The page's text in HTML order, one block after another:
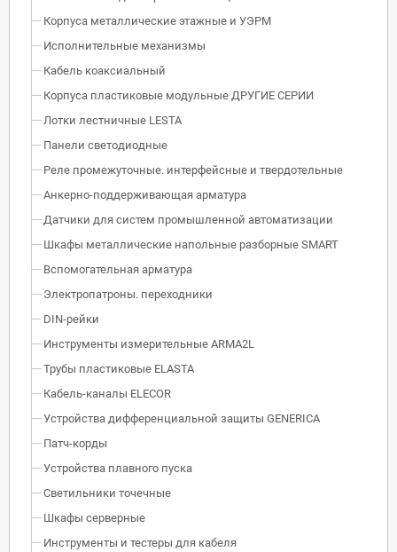
Корпуса металлические этажные и УЭРМ
Исполнительные механизмы
Кабель коаксиальный
Корпуса пластиковые модульные ДРУГИЕ СЕРИИ
Лотки лестничные LESTA
Панели светодиодные
Реле промежуточные. интерфейсные и твердотельные
Анкерно-поддерживающая арматура
Датчики для систем промышленной автоматизации
Шкафы металлические напольные разборные SMART
Вспомогательная арматура
Электропатроны. переходники
DIN-рейки
Инструменты измерительные ARMA2L
Трубы пластиковые ELASTA
Кабель-каналы ELECOR
Устройства дифференциальной защиты GENERICA
Патч-корды
Устройства плавного пуска
Светильники точечные
Шкафы серверные
Инструменты и тестеры для кабеля